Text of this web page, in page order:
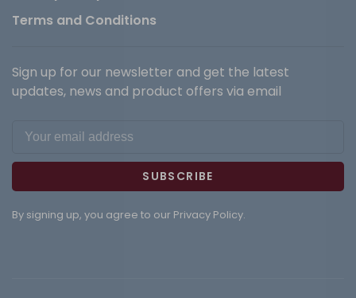
Terms and Conditions
Sign up for our newsletter and get the latest
updates, news and product offers via email
SUBSCRIBE
By signing up, you agree to our Privacy Policy.